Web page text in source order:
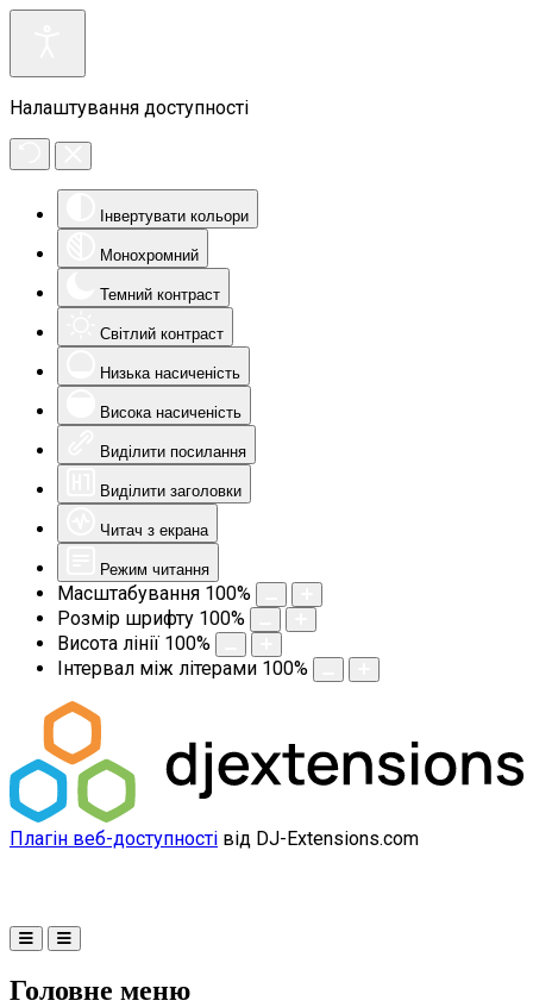
Налаштування доступності
Інвертувати кольори
Монохромний
Темний контраст
Світлий контраст
Низька насиченість
Висока насиченість
Виділити посилання
Виділити заголовки
Читач з екрана
Режим читання
Масштабування 100%
Розмір шрифту 100%
Висота лінії 100%
Інтервал між літерами 100%
Плагін веб-доступності від DJ-Extensions.com
Головне меню